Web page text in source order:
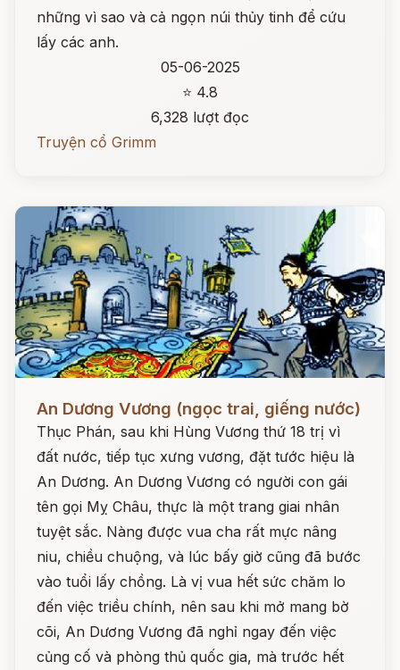
những vì sao và cả ngọn núi thủy tinh để cứu
lấy các anh.
05-06-2025
⭐ 4.8
6,328 lượt đọc
Truyện cổ Grimm
An Dương Vương (ngọc trai, giếng nước)
Thục Phán, sau khi Hùng Vương thứ 18 trị vì
đất nước, tiếp tục xưng vương, đặt tước hiệu là
An Dương. An Dương Vương có người con gái
tên gọi Mỵ Châu, thực là một trang giai nhân
tuyệt sắc. Nàng được vua cha rất mực nâng
niu, chiều chuộng, và lúc bấy giờ cũng đã bước
vào tuổi lấy chồng. Là vị vua hết sức chăm lo
đến việc triều chính, nên sau khi mở mang bờ
cõi, An Dương Vương đã nghỉ ngay đến việc
củng cố và phòng thủ quốc gia, mà trước hết